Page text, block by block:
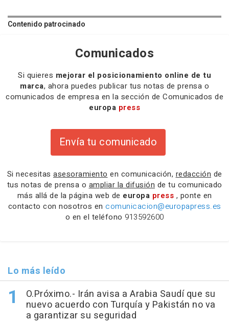
Contenido patrocinado
Comunicados
Si quieres mejorar el posicionamiento online de tu
marca, ahora puedes publicar tus notas de prensa o
comunicados de empresa en la sección de Comunicados de
europa press
Envía tu comunicado
Si necesitas asesoramiento en comunicación, redacción de
tus notas de prensa o ampliar la difusión de tu comunicado
más allá de la página web de europa press , ponte en
contacto con nosotros en comunicacion@europapress.es
o en el teléfono 913592600
Lo más leído
O.Próximo.- Irán avisa a Arabia Saudí que su
nuevo acuerdo con Turquía y Pakistán no va
a garantizar su seguridad